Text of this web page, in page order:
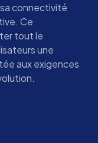
connectivité
Ce
tout le
une
aux exigences